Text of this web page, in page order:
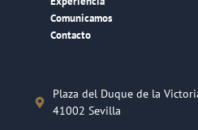
Comunicamos
Contacto
Plaza del Duque de la
41002 Sevilla